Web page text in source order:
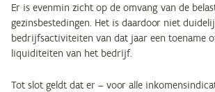
Er is evenmin zicht op de omvang van de
gezinsbestedingen. Het is daardoor niet
bedrijfsactiviteiten van dat jaar een toename
liquiditeiten van het bedrijf.
Tot slot geldt dat er – voor alle